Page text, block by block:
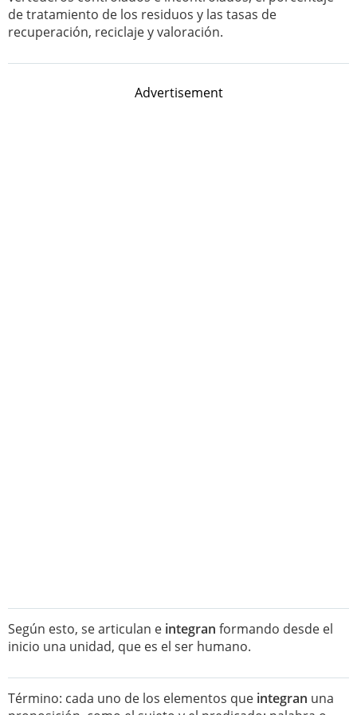
de tratamiento de los residuos y las tasas de
recuperación, reciclaje y valoración.
Advertisement
Según esto, se articulan e integran formando desde el
inicio una unidad, que es el ser humano.
Término: cada uno de los elementos que integran una